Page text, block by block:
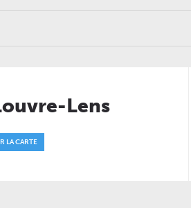
Lens
LA CARTE
CONCERTS
JEUDI 13 MAI 2027